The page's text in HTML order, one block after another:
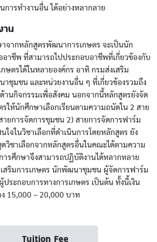
การทำงานอื่น ได้อย่างหลากลาย
าน
จากหลักสูตรพัฒนาการเกษตร จะเป็นนัก
าชีพ ที่สามารถไปประกอบอาชีพที่เกี่ยวข้องกับ
ษตรได้ในหลายองค์กร อาทิ กรมส่งเสริม
าชุมชน และหน่วยงานอื่น ๆ ที่เกี่ยวข้องรวมถึง
านกิจกรรมเพื่อสังคม นอกจากนี้หลักสูตรยังจัด
รให้นักศึกษาเลือกเรียนตามความถนัดใน 2 สาย
ายการจัดการชุมชน 2) สายการจัดการฟาร์ม
ใจในวิชาเลือกที่ดำเนินการโดยหลักสูตร ยัง
ดวิชาเลือกจากหลักสูตรอื่นในคณะได้ตามความ
ารศึกษาจึงสามารถปฏิบัติงานได้หลากหลาย
สริมการเกษตร นักพัฒนาชุมชน ผู้จัดการฟาร์ม
ประกอบการทางการเกษตร เป็นต้น ทั้งนี้เงิน
ง 15,000 – 20,000 บาท
Tuition Fee